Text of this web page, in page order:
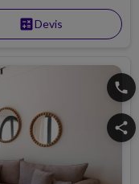
calculateDevis
phone
share